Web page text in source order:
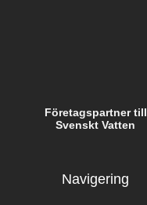
Företagspartner till
Svenskt Vatten
Navigering